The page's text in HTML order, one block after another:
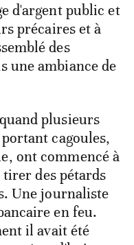
d'argent public et
précaires et à
des
une ambiance de
plusieurs
cagoules,
ont commencé à
des pétards
Une journaliste
en feu.
il avait été